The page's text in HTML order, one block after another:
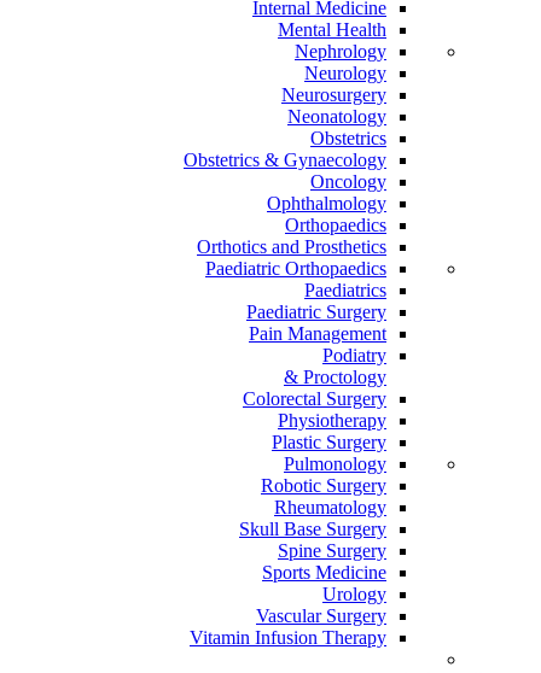
Internal Medicine
Mental Health
Nephrology
Neurology
Neurosurgery
Neonatology
Obstetrics
Obstetrics & Gynaecology
Oncology
Ophthalmology
Orthopaedics
Orthotics and Prosthetics
Paediatric Orthopaedics
Paediatrics
Paediatric Surgery
Pain Management
Podiatry
Proctology &
Colorectal Surgery
Physiotherapy
Plastic Surgery
Pulmonology
Robotic Surgery
Rheumatology
Skull Base Surgery
Spine Surgery
Sports Medicine
Urology
Vascular Surgery
Vitamin Infusion Therapy